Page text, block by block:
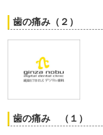
歯の痛み（２）
歯の痛み （１）